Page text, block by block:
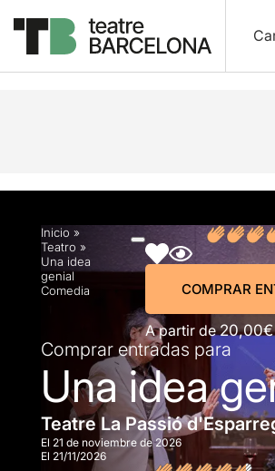
Descripción Horarios
Inicio »
Teatro »
Una idea
genial
Comedia
A partir de20,00€
COMPRAR
Comprar entradas para
Una idea
Teatre La Passió
El 21 de noviembre de 2026
El 21/11/2026